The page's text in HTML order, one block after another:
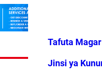
Vipendwa
Menyu
Tafuta
Jinsi ya